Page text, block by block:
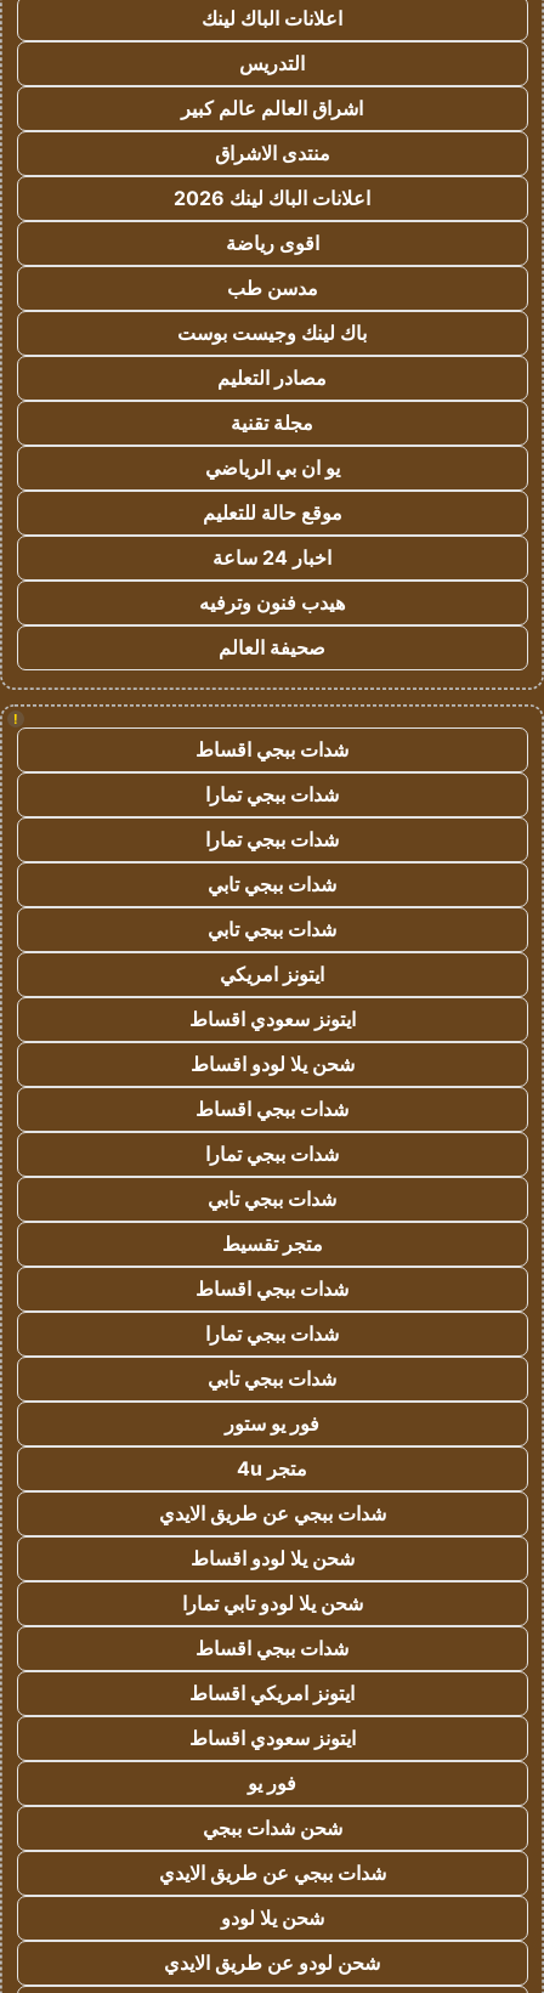
اعلانات الباك لينك
التدريس
اشراق العالم عالم كبير
منتدى الاشراق
اعلانات الباك لينك 2026
اقوى رياضة
مدسن طب
باك لينك وجيست بوست
مصادر التعليم
مجلة تقنية
يو ان بي الرياضي
موقع حالة للتعليم
اخبار 24 ساعة
هيدب فنون وترفيه
صحيفة العالم
!
شدات ببجي اقساط
شدات ببجي تمارا
شدات ببجي تمارا
شدات ببجي تابي
شدات ببجي تابي
ايتونز امريكي
ايتونز سعودي اقساط
شحن يلا لودو اقساط
شدات ببجي اقساط
شدات ببجي تمارا
شدات ببجي تابي
متجر تقسيط
شدات ببجي اقساط
شدات ببجي تمارا
شدات ببجي تابي
فور يو ستور
متجر 4u
شدات ببجي عن طريق الايدي
شحن يلا لودو اقساط
شحن يلا لودو تابي تمارا
شدات ببجي اقساط
ايتونز امريكي اقساط
ايتونز سعودي اقساط
فور يو
شحن شدات ببجي
شدات ببجي عن طريق الايدي
شحن يلا لودو
شحن لودو عن طريق الايدي